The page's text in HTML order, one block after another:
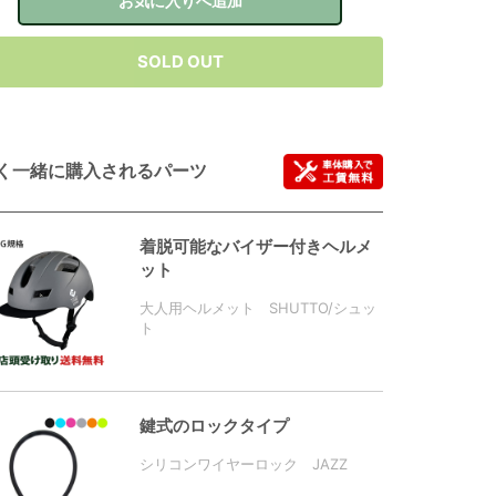
SOLD OUT
一緒に購入されるパーツ
着脱可能なバイザー付きヘルメ
ット
大人用ヘルメット SHUTTO/シュッ
ト
鍵式のロックタイプ
シリコンワイヤーロック JAZZ